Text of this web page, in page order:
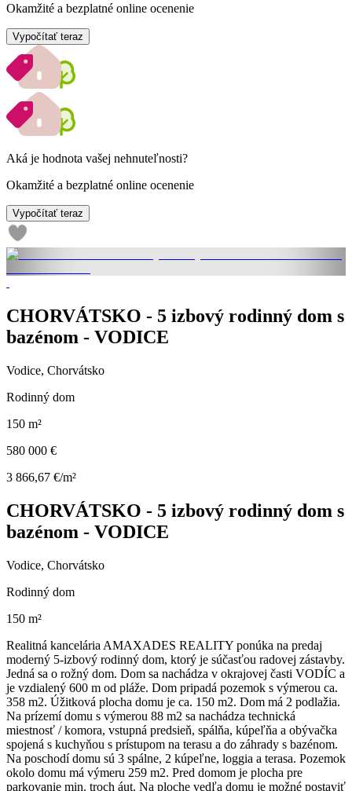
Okamžité a bezplatné online ocenenie
Vypočítať teraz
Aká je hodnota vašej nehnuteľnosti?
Okamžité a bezplatné online ocenenie
Vypočítať teraz
CHORVÁTSKO - 5 izbový rodinný dom s
bazénom - VODICE
Vodice, Chorvátsko
Rodinný dom
150 m²
580 000 €
3 866,67 €/m²
CHORVÁTSKO - 5 izbový rodinný dom s
bazénom - VODICE
Vodice, Chorvátsko
Rodinný dom
150 m²
Realitná kancelária AMAXADES REALITY ponúka na predaj
moderný 5-izbový rodinný dom, ktorý je súčasťou radovej zástavby.
Jedná sa o rožný dom. Dom sa nachádza v okrajovej časti VODÍC a
je vzdialený 600 m od pláže. Dom pripadá pozemok s výmerou ca.
358 m2. Úžitková plocha domu je ca. 150 m2. Dom má 2 podlažia.
Na prízemí domu s výmerou 88 m2 sa nachádza technická
miestnosť / komora, vstupná predsieň, spálňa, kúpeľňa a obývačka
spojená s kuchyňou s prístupom na terasu a do záhrady s bazénom.
Na poschodí domu sú 3 spálne, 2 kúpeľne, loggia a terasa. Pozemok
okolo domu má výmeru 259 m2. Pred domom je plocha pre
parkovanie min. troch áut. Na ploche vedľa domu je možné postaviť